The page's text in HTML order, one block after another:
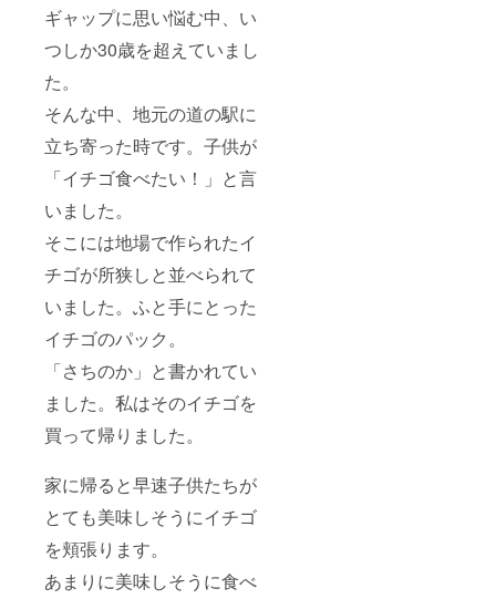
ギャップに思い悩む中、い
つしか30歳を超えていまし
た。
そんな中、地元の道の駅に
⽴ち寄った時です。⼦供が
「イチゴ食べたい！」と⾔
いました。
そこには地場で作られたイ
チゴが所狭しと並べられて
いました。ふと手にとった
イチゴのパック。
「さちのか」と書かれてい
ました。私はそのイチゴを
買って帰りました。
家に帰ると早速⼦供たちが
とても美味しそうにイチゴ
を頬張ります。
あまりに美味しそうに食べ